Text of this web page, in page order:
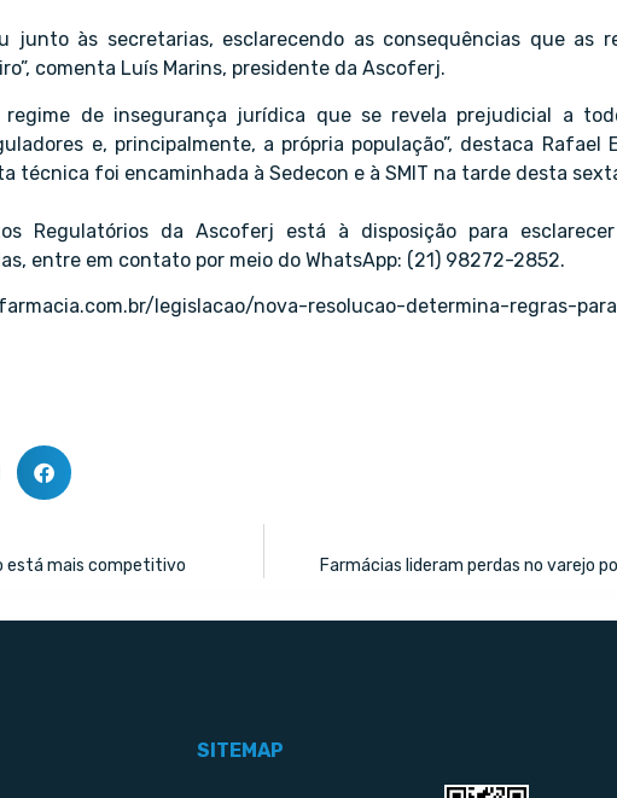
junto às secretarias, esclarecendo as consequências que as
comenta Luís Marins, presidente da Ascoferj.
regime de insegurança jurídica que se revela prejudicial a
e, principalmente, a própria população”, destaca Rafael
técnica foi encaminhada à Sedecon e à SMIT na tarde desta
Regulatórios da Ascoferj está à disposição para
entre em contato por meio do WhatsApp: (21) 98272-2852.
legislacao/nova-resolucao-determina-regras-
está mais competitivo Farmácias lideram perdas no varejo
SITEMAP